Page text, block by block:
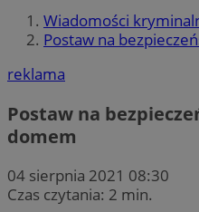
Wiadomości
Postaw na
reklama
Postaw na
domem
04 sierpnia 2021 08:30
Czas czytania: 2 min.